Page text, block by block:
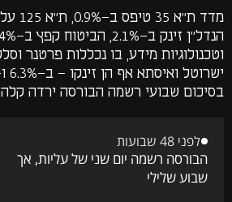
בסיכום שבועי רשמה הבורסה ירדה קלה
לפני 48 שבועות
הבורסה רשמה יום שני של עליות, אך
שבוע שלילי